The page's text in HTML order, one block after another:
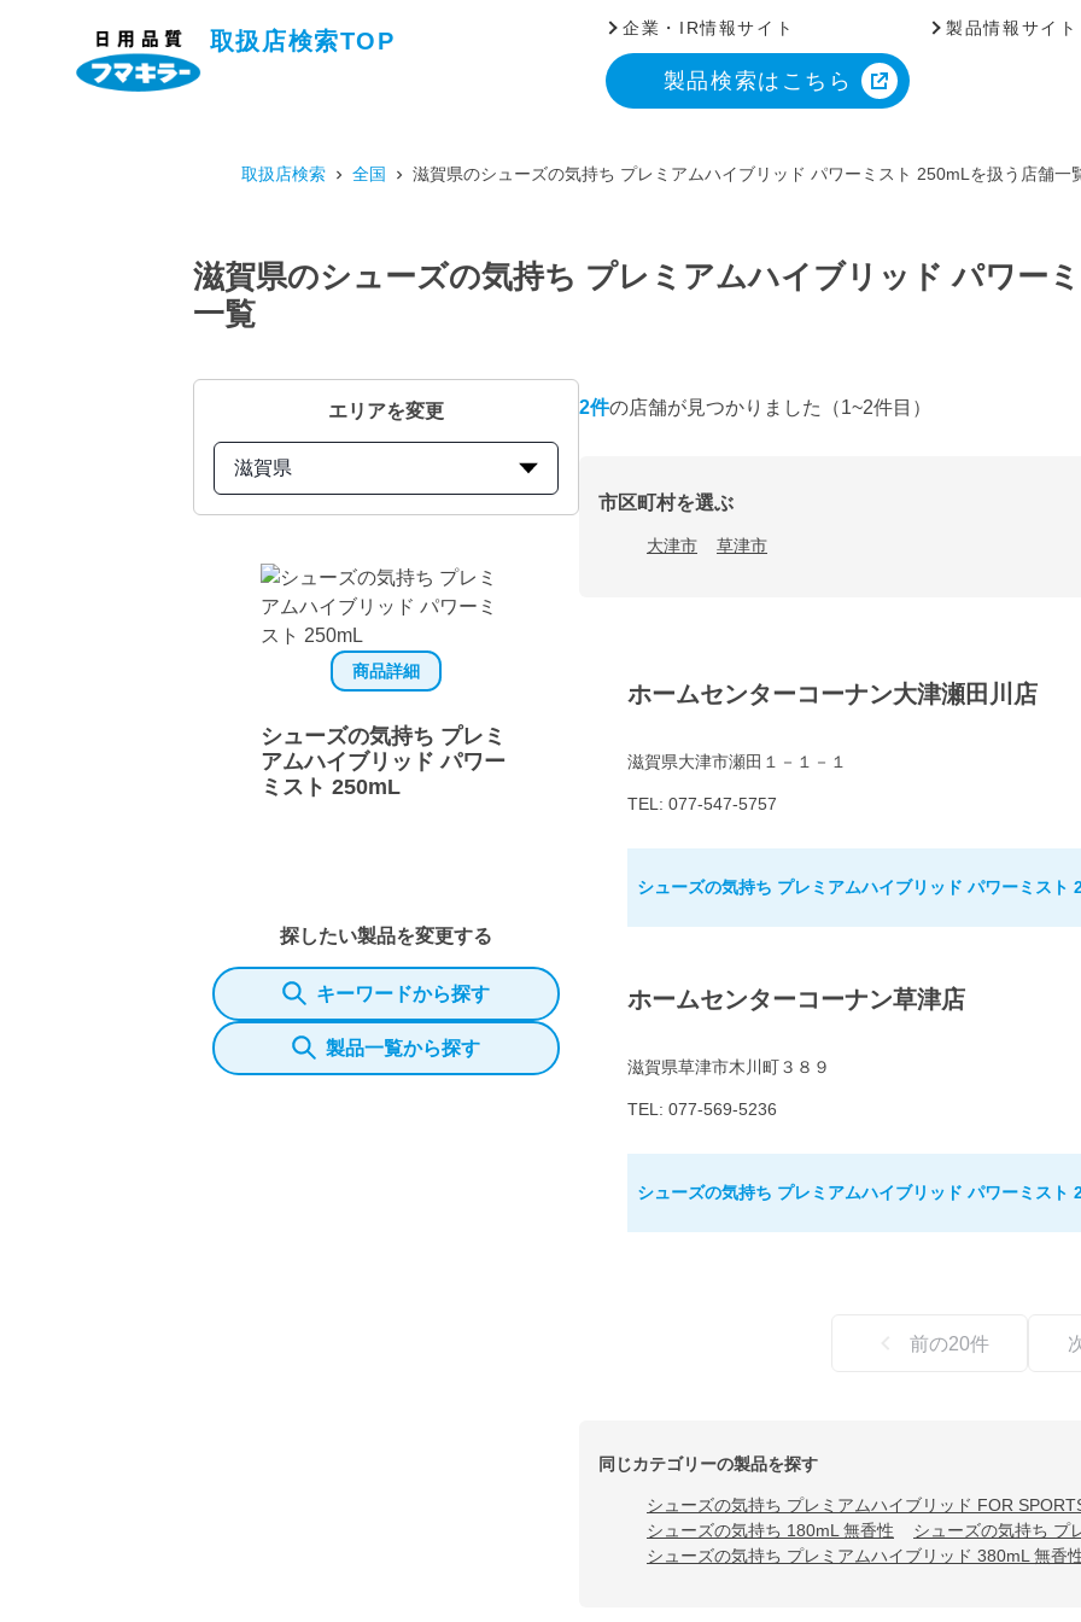
取扱店検索TOP
企業・IR情報サイト 製品情報サイト
製品検索はこちら
取扱店検索 全国 滋賀県のシューズの気持ち プレミアムハイブリッド パワーミスト 250mLを扱う店舗一
滋賀県のシューズの気持ち プレミアムハイブリッド パワー
一覧
エリアを変更
滋賀県
商品詳細
シューズの気持ち プレミ
アムハイブリッド パワー
ミスト 250mL
探したい製品を変更する
キーワードから探す
製品一覧から探す
2件の店舗が見つかりました （1~2件目）
市区町村を選ぶ
大津市 草津市
ホームセンターコーナン大津瀬田川店
滋賀県大津市瀬田１－１－１
TEL: 077-547-5757
シューズの気持ち プレミアムハイブリッド パワーミスト
ホームセンターコーナン草津店
滋賀県草津市木川町３８９
TEL: 077-569-5236
シューズの気持ち プレミアムハイブリッド パワーミスト
前の20件
同じカテゴリーの製品を探す
シューズの気持ち プレミアムハイブリッド FOR
シューズの気持ち 180mL 無香性
シューズの気持ち プ
シューズの気持ち プレミアムハイブリッド 380mL 無香